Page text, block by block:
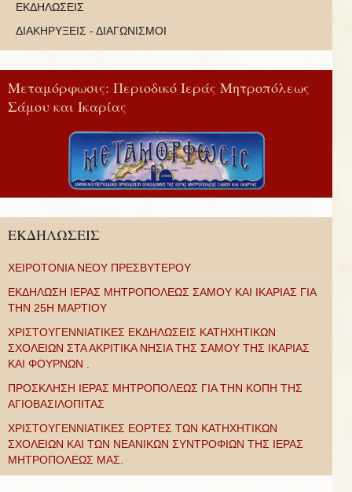
ΕΚΔΗΛΩΣΕΙΣ
ΔΙΑΚΗΡΥΞΕΙΣ - ΔΙΑΓΩΝΙΣΜΟΙ
Μεταμόρφωσις: Περιοδικό Ιεράς Μητροπόλεως
Σάμου και Ικαρίας
ΕΚΔΗΛΩΣΕΙΣ
ΧΕΙΡΟΤΟΝΙΑ ΝΕΟΥ ΠΡΕΣΒΥΤΕΡΟΥ
ΕΚΔΗΛΩΣΗ ΙΕΡΑΣ ΜΗΤΡΟΠΟΛΕΩΣ ΣΑΜΟΥ ΚΑΙ ΙΚΑΡΙΑΣ ΓΙΑ
ΤΗΝ 25Η ΜΑΡΤΙΟΥ
ΧΡΙΣΤΟΥΓΕΝΝΙΑΤΙΚΕΣ ΕΚΔΗΛΩΣΕΙΣ ΚΑΤΗΧΗΤΙΚΩΝ
ΣΧΟΛΕΙΩΝ ΣΤΑ ΑΚΡΙΤΙΚΑ ΝΗΣΙΑ ΤΗΣ ΣΑΜΟΥ ΤΗΣ ΙΚΑΡΙΑΣ
ΚΑΙ ΦΟΥΡΝΩΝ .
ΠΡΟΣΚΛΗΣΗ ΙΕΡΑΣ ΜΗΤΡΟΠΟΛΕΩΣ ΓΙΑ ΤΗΝ ΚΟΠΗ ΤΗΣ
ΑΓΙΟΒΑΣΙΛΟΠΙΤΑΣ
ΧΡΙΣΤΟΥΓΕΝΝΙΑΤΙΚΕΣ ΕΟΡΤΕΣ ΤΩΝ ΚΑΤΗΧΗΤΙΚΩΝ
ΣΧΟΛΕΙΩΝ ΚΑΙ ΤΩΝ ΝΕΑΝΙΚΩΝ ΣΥΝΤΡΟΦΙΩΝ ΤΗΣ ΙΕΡΑΣ
ΜΗΤΡΟΠΟΛΕΩΣ ΜΑΣ.